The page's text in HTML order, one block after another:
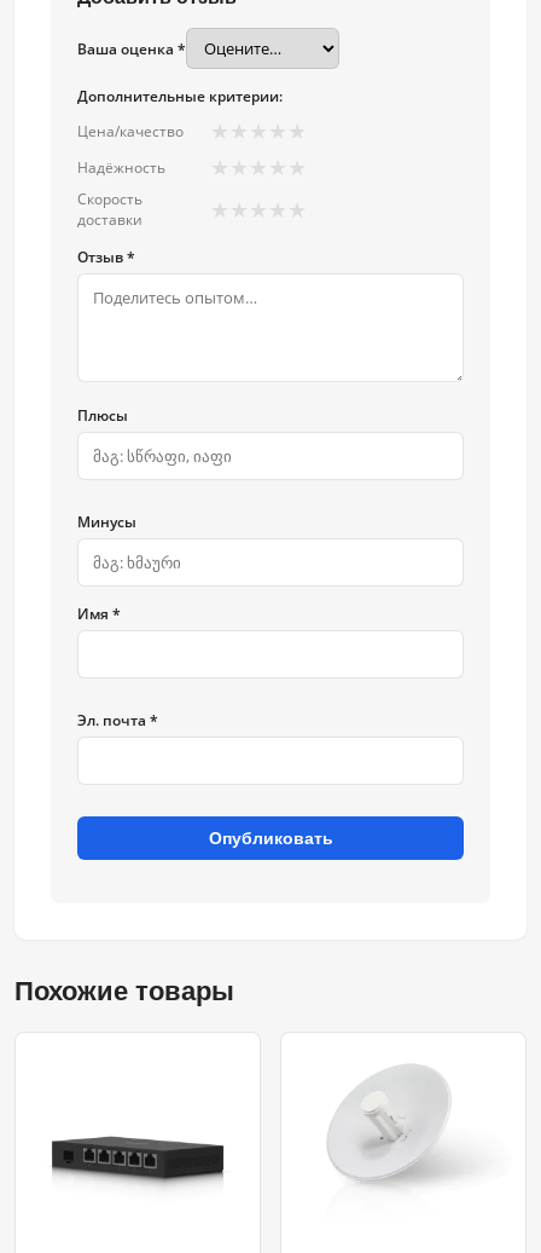
Ваша оценка *
Дополнительные критерии:
Цена/качество
★ ★ ★ ★ ★
Надёжность ★ ★ ★ ★ ★
Скорость
доставки
★ ★ ★ ★ ★
Отзыв *
Плюсы
Минусы
Имя *
Эл. почта *
Опубликовать
Похожие товары